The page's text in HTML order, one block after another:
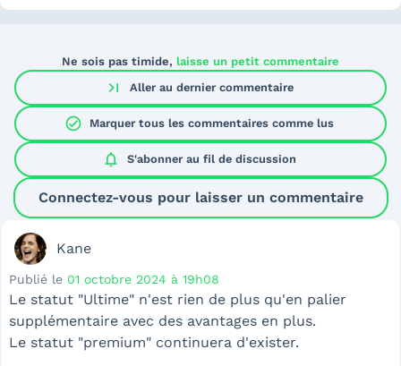
Ne sois pas timide, laisse un petit commentaire
last_page Aller au dernier commentaire
check_circle Marquer tous les commentaires comme lus
notifications S'abonner au fil de discussion
Connectez-vous pour laisser un commentaire
Kane
Publié le 01 octobre 2024 à 19h08
Le statut "Ultime" n'est rien de plus qu'en palier
supplémentaire avec des avantages en plus.
Le statut "premium" continuera d'exister.